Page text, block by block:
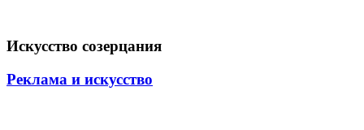
Искусство созерцания
Реклама и искусство